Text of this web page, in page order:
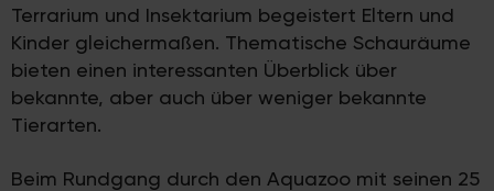
Terrarium und Insektarium begeistert Eltern und
Kinder gleichermaßen. Thematische Schauräume
bieten einen interessanten Überblick über
bekannte, aber auch über weniger bekannte
Tierarten.
Beim Rundgang durch den Aquazoo mit seinen 25